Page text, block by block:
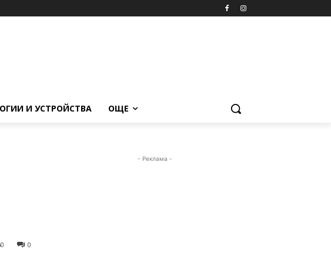
И УСТРОЙСТВА ОЩЕ
0
- Реклама -